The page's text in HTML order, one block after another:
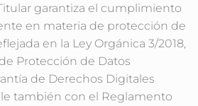
garantiza el cumplimiento
en materia de protección de
en la Ley Orgánica 3/2018,
Protección de Datos
de Derechos Digitales
también con el Reglamento